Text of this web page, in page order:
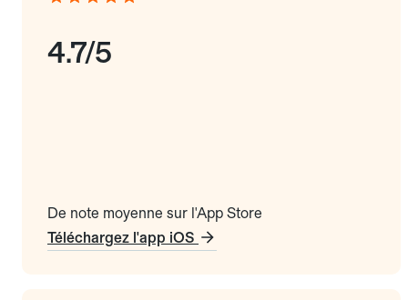
4.7/5
De note moyenne sur l'App Store
Téléchargez l'app iOS